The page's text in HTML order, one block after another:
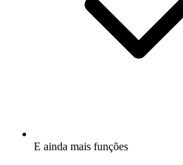
E ainda mais funções